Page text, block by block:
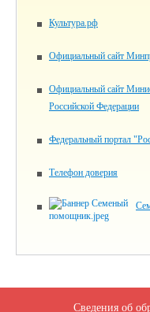
Культура.рф
Официальный сайт
Официальный сайт
Российской Федерации
Федеральный портал
Телефон доверия
Сведения об